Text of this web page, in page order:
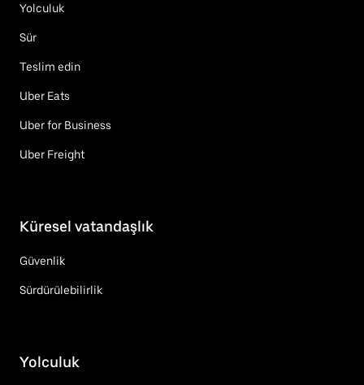
Yolculuk
Sür
Teslim edin
Uber Eats
Uber for Business
Uber Freight
Küresel vatandaşlık
Güvenlik
Sürdürülebilirlik
Yolculuk